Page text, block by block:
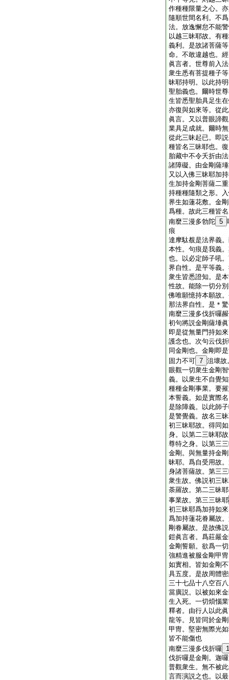
作種種限量之心。
隨順世間名利。不
法。放逸懈怠不能
以越三昧耶故。有
義利。是故諸菩薩
命。不敢違越也。
眞言者。世尊前入
衆生悉有菩提種子
昧耶持明。以此持
聖胎義也。爾時世
生皆悉聖胎具足生
亦復與如來等。從
眞言。又以普眼諦
業具足成就。爾時
從此三昧起已。即
種皆名三昧耶也。
胎藏中不令夭折由
諸障礙。由金剛薩
又以入佛三昧耶加
生加持金剛菩薩二
持種種隨類之形。
界生如蓮花敷。金
爲種。故此三種皆
南麼三漫多勃陀 5
痕
達摩駄覩是法界義
本性。句痕是我義
也。以必定師子吼
界自性。是平等義
衆生皆悉證知。是
性故。能除一切分
佛唯願憶持本願故
那法界自性。是＊
南麼三漫多伐折囉
初句將説金剛薩埵
即是從無量門持如
護念也。次句云伐
同金剛也。金剛即
固力不可 7 沮壞故
眼觀一切衆生金剛
義。以衆生不自覺
種種金剛事業。要
本誓義。如是實際
是除障義。以此師
是警覺義。故名三
初三昧耶故。得同
身。以第二三昧耶
尊特之身。以第三
金剛。與無量持金
昧耶。爲自受用故
身諸菩薩故。第三
衆生故。佛説初三
荼羅故。第二三昧
事業故。第三三昧耶
初三昧耶爲加持如
爲加持蓮花眷屬故
剛眷屬故。是故佛
鎧眞言者。爲莊嚴
金剛誓願。欲爲一
強精進被服金剛甲
如實相。皆如金剛
具五度。是故周體
三十七品十八空百
當廣説。以被如來
生入死。一切煩惱
釋者。由行人以此
龍等。見皆同於金
甲冑。堅密無際光
皆不能傷也
南麼三漫多伐折囉 1
伐折囉是金剛。迦
普觀衆生。無不被
言而演説之也。以